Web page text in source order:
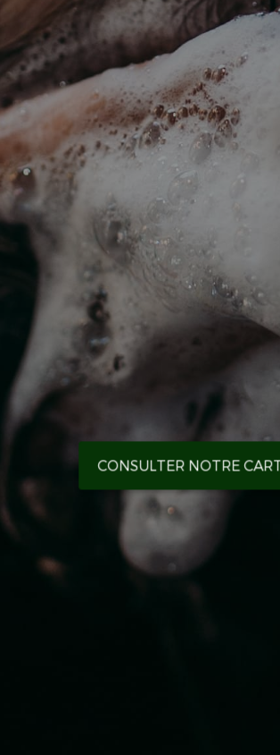
CONSULTER NOTRE